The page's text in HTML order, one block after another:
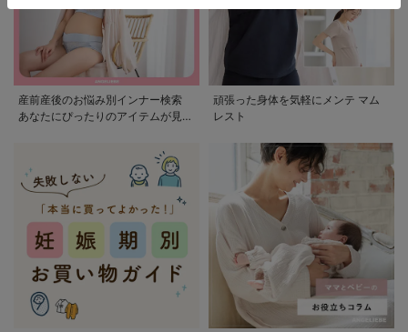
産前産後のお悩み別インナー検索
あなたにぴったりのアイテムが見つ
頑張った身体を気軽にメンテ マム
レスト